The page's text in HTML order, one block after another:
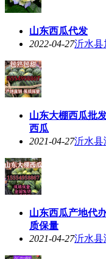
山东西瓜代发
2022-04-27沂水县
山东大棚西瓜批
西瓜
2021-04-27沂水县
山东西瓜产地代
质保量
2021-04-27沂水县